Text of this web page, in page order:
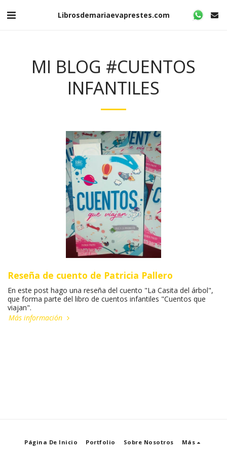
Librosdemariaevaprestes.com
MI BLOG #CUENTOS
INFANTILES
Reseña de cuento de Patricia Pallero
En este post hago una reseña del cuento "La Casita del árbol",
que forma parte del libro de cuentos infantiles "Cuentos que
viajan".
Más información
Página De Inicio Portfolio Sobre Nosotros Más